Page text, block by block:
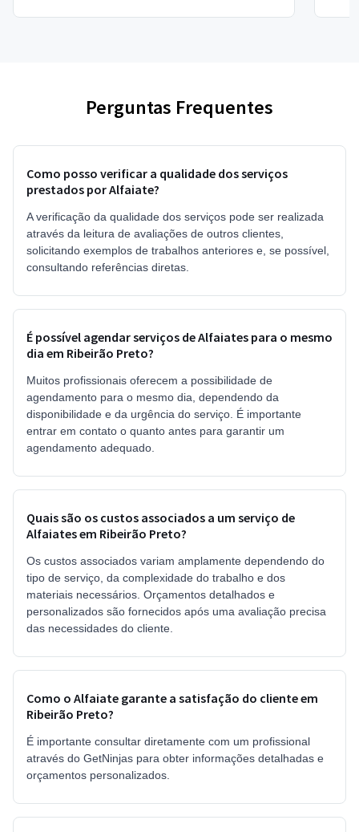
Perguntas Frequentes
Como posso verificar a qualidade dos serviços
prestados por Alfaiate?
A verificação da qualidade dos serviços pode ser realizada
através da leitura de avaliações de outros clientes,
solicitando exemplos de trabalhos anteriores e, se possível,
consultando referências diretas.
É possível agendar serviços de Alfaiates para o mesmo
dia em Ribeirão Preto?
Muitos profissionais oferecem a possibilidade de
agendamento para o mesmo dia, dependendo da
disponibilidade e da urgência do serviço. É importante
entrar em contato o quanto antes para garantir um
agendamento adequado.
Quais são os custos associados a um serviço de
Alfaiates em Ribeirão Preto?
Os custos associados variam amplamente dependendo do
tipo de serviço, da complexidade do trabalho e dos
materiais necessários. Orçamentos detalhados e
personalizados são fornecidos após uma avaliação precisa
das necessidades do cliente.
Como o Alfaiate garante a satisfação do cliente em
Ribeirão Preto?
É importante consultar diretamente com um profissional
através do GetNinjas para obter informações detalhadas e
orçamentos personalizados.